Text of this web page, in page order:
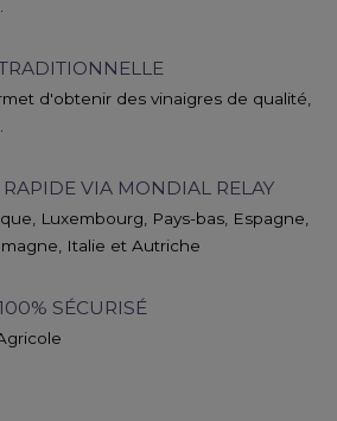
d'obtenir des vinaigres de qualité,
VIA MONDIAL RELAY
Luxembourg, Pays-bas, Espagne,
Italie et Autriche
SÉCURISÉ